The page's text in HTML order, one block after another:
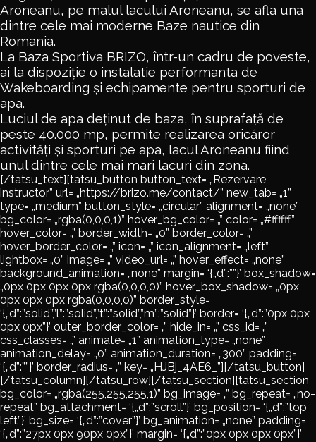
Aroneanu, pe malul lacului Aroneanu, se afla una
dintre cele mai moderne Baze nautice din
Romania.
La Baza Sportiva BRIZO, într-un cadru de poveste,
ai la dispoziție o instalatie performanta de
Wakeboarding și echipamente pentru sporturi de
apa.
Luciul de apa deținut de baza, în suprafață de
peste 40.000 mp, permite realizarea oricăror
activități și sporturi pe apa, lacul Aroneanu fiind
unul dintre cele mai mari lacuri din zona.
[/tatsu_text][tatsu_button button_text= „Rezervare
instructor” url= „https://brizo.me/contact/” new_tab= „1”
type= „medium” button_style= „circular” alignment= „none”
bg_color= „rgba(0,0,0,1)” hover_bg_color= „” color= „#ffffff”
hover_color= „” border_width= „0” border_color= „”
hover_border_color= „” icon= „” icon_alignment= „left”
lightbox= „0” image= „” video_url= „” hover_effect= „none”
background_animation= „none” margin= ‘{„d”:””}’ box_shadow=
„0px 0px 0px 0px rgba(0,0,0,0)” hover_box_shadow= „0px
0px 0px 0px rgba(0,0,0,0)” border_style=
‘{„d”:”solid”,”l”:”solid”,”t”:”solid”,”m”:”solid”}’ border= ‘{„d”:”0px 0px
0px 0px”}’ outer_border_color= „” hide_in= „” css_id= „”
css_classes= „” animate= „1” animation_type= „none”
animation_delay= „0” animation_duration= „300” padding=
‘{„d”:””}’ border_radius= „” key= „HJBj_4AE6_”][/tatsu_button]
[/tatsu_column][/tatsu_row][/tatsu_section][tatsu_section
bg_color= „rgba(255,255,255,1)” bg_image= „” bg_repeat= „no-
repeat” bg_attachment= ‘{„d”:”scroll”}’ bg_position= ‘{„d”:”top
left”}’ bg_size= ‘{„d”:”cover”}’ bg_animation= „none” padding=
‘{„d”:”27px 0px 90px 0px”}’ margin= ‘{„d”:”0px 0px 0px 0px”}’